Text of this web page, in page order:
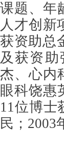
课题、年
人才创新
获资助总
及获资
杰、心内
眼科饶惠
11位博士
民；2003